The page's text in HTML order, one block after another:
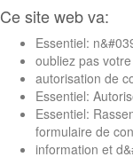
Ce site web va:
Essentiel:
oubliez pas
autorisation de
Essentiel:
Essentiel:
formulaire de
information et